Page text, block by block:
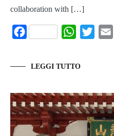
collaboration with […]
Facebook WhatsApp
Twitter
LEGGI TUTTO